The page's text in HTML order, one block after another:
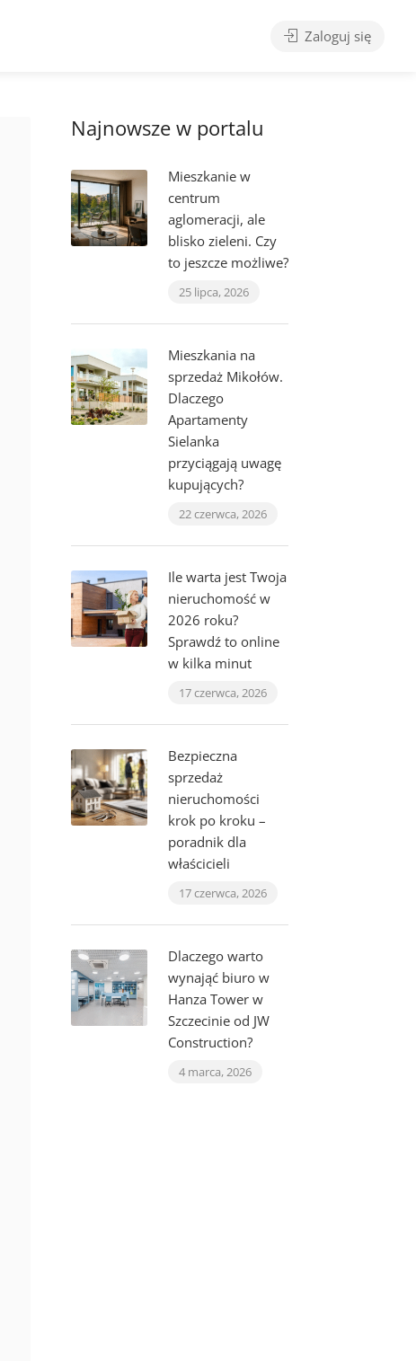
Zaloguj się
Najnowsze w portalu
Mieszkanie w
centrum
aglomeracji, ale
blisko zieleni. Czy
to jeszcze możliwe?
25 lipca, 2026
Mieszkania na
sprzedaż Mikołów.
Dlaczego
Apartamenty
Sielanka
przyciągają uwagę
kupujących?
22 czerwca, 2026
Ile warta jest Twoja
nieruchomość w
2026 roku?
Sprawdź to online
w kilka minut
17 czerwca, 2026
Bezpieczna
sprzedaż
nieruchomości
krok po kroku –
poradnik dla
właścicieli
17 czerwca, 2026
Dlaczego warto
wynająć biuro w
Hanza Tower w
Szczecinie od JW
Construction?
4 marca, 2026